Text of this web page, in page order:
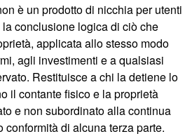
è un prodotto di nicchia per utenti
conclusione logica di ciò che
applicata allo stesso modo
agli investimenti e a qualsiasi
Restituisce a chi la detiene lo
il contante fisico e la proprietà
e non subordinato alla continua
di alcuna terza parte.